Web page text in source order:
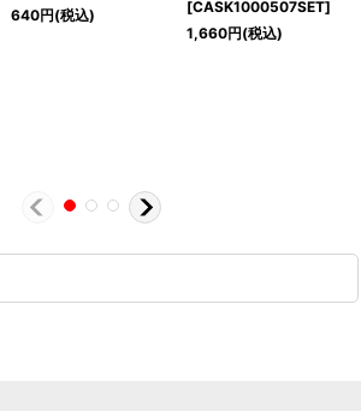
640円(税込) [CASK1000507SET]
1,660円(税込)